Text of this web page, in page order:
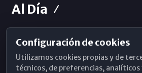
Al Día
Horarios de Misa
Hemeroteca
Configuración de cookies
Utilizamos cookies propias y de
técnicos, de preferencias,